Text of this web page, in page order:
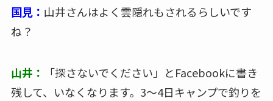
国見： 山井さんはよく雲隠れもされるらしいです
ね？
山井：
「探さないでください」とFacebookに書き
残して、いなくなります。3～4日キャンプで釣りを